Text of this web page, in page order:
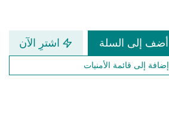
أضف إلى السلة اشترِ الآن
إضافة إلى قائمة الأمنيات